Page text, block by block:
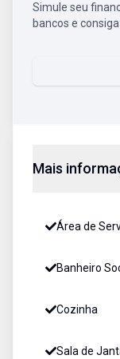
Simule seu
bancos e
Mais
Área de
Banheiro
Cozinha
Sala de